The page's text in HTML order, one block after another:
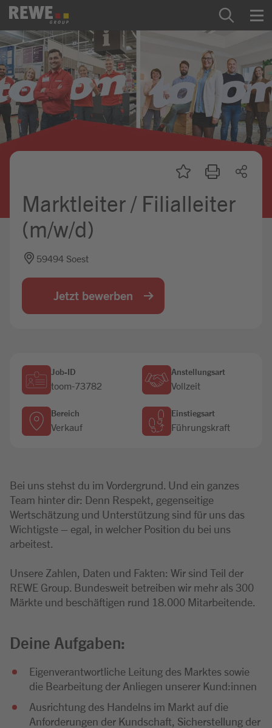
Zum Inhalt springen
Startseite
REWE Group als Arbeitgeber
Ausbildung & Studium
Praktikum & Werkstudium
Mein Kandidat:innenprofil
Marktleiter / Filialleiter
(m/w/d)
59494 Soest
Jetzt bewerben
Job-ID
toom-73782
Anstellungsart
Vollzeit
Bereich
Verkauf
Einstiegsart
Führungskraft
Bei uns stehst du im Vordergrund. Und ein ganzes
Team hinter dir: Denn Respekt, gegenseitige
Wertschätzung und Unterstützung sind für uns das
Wichtigste – egal, in welcher Position du bei uns
arbeitest.
Unsere Zahlen, Daten und Fakten: Wir sind Teil der
REWE Group. Bundesweit betreiben wir mehr als 300
Märkte und beschäftigen rund 18.000 Mitarbeitende.
Deine Aufgaben:
Eigenverantwortliche Leitung des Marktes sowie
die Bearbeitung der Anliegen unserer Kund:innen
Ausrichtung des Handelns im Markt auf die
Anforderungen der Kundschaft, Sicherstellung der